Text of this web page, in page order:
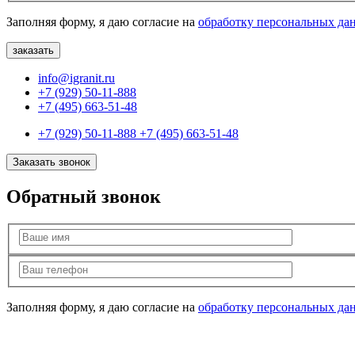
Заполняя форму, я даю согласие на обработку персональных
info@igranit.ru
+7 (929) 50-11-888
+7 (495) 663-51-48
+7 (929) 50-11-888 +7 (495) 663-51-48
Заказать звонок
Обратный звонок
Заполняя форму, я даю согласие на обработку персональных